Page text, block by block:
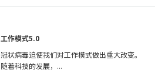
工作模式5.0
冠状病毒迫使我们对工作模式做出重大改变。
随着科技的发展，...